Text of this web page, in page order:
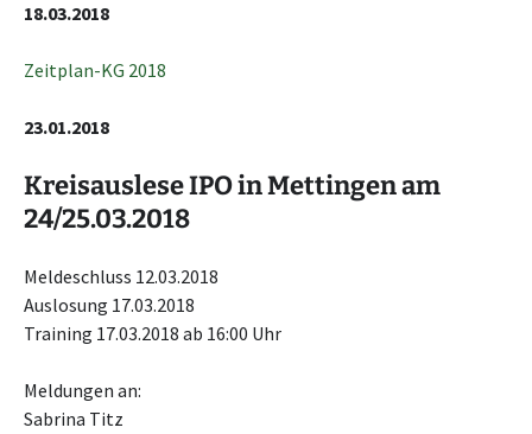
18.03.2018
Zeitplan-KG 2018
23.01.2018
Kreisauslese IPO in Mettingen am
24/25.03.2018
Meldeschluss 12.03.2018
Auslosung 17.03.2018
Training 17.03.2018 ab 16:00 Uhr
Meldungen an:
Sabrina Titz